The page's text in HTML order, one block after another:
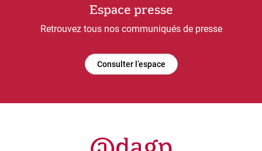
Espace presse
Retrouvez tous nos communiqués de presse
Consulter l’espace